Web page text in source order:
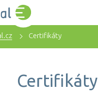
Certifikáty
Certifikáty